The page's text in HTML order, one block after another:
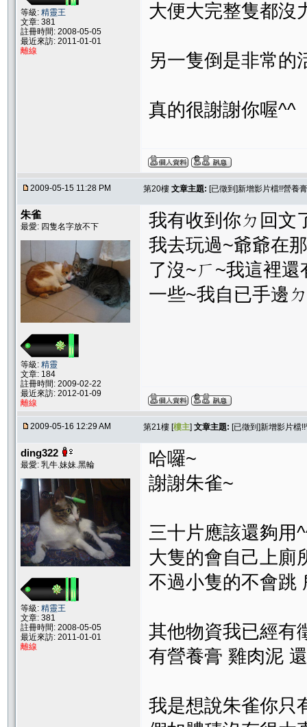
等級: 精靈王
文章: 381
註冊時間: 2008-05-05
最近來訪: 2011-01-01
離線
大便大完整隻都沒
另一隻倒是非常的
真的很謝謝你喔^^
2009-05-15 11:28 PM 第20樓 文章主題: [已徵到]新增影片檔!!營養
朱雀
最愛: 四隻名字放不下
等級: 精靈
文章: 184
註冊時間: 2009-02-22
最近來訪: 2012-01-09
離線
我有收到你ㄉ回文
我去玩過~爺爺在
了沒~ㄏ~我這裡
一些~我自已手邊
2009-05-16 12:29 AM 第21樓 [樓主] 文章主題: [已徵到]新增影片檔
ding322
最愛: 乳牛.妹妹.黑輪
等級: 精靈王
文章: 381
註冊時間: 2008-05-05
最近來訪: 2011-01-01
離線
哈囉~
謝謝朱雀~
三十片應該還夠用
大隻的會自己上廁
不過小隻的不會跳
其他物資我已經有
有營養膏 雞肉泥
我是想說朱雀你只